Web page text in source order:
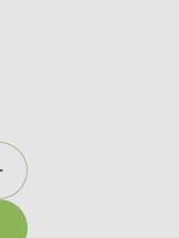
ein oder